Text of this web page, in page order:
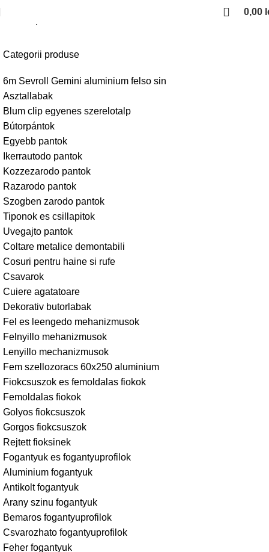
0,00
Categorii produse
6m Sevroll Gemini aluminium felso sin
Asztallabak
Blum clip egyenes szerelotalp
Bútorpántok
Egyebb pantok
Ikerrautodo pantok
Kozzezarodo pantok
Razarodo pantok
Szogben zarodo pantok
Tiponok es csillapitok
Uvegajto pantok
Coltare metalice demontabili
Cosuri pentru haine si rufe
Csavarok
Cuiere agatatoare
Dekorativ butorlabak
Fel es leengedo mehanizmusok
Felnyillo mehanizmusok
Lenyillo mechanizmusok
Fem szellozoracs 60x250 aluminium
Fiokcsuszok es femoldalas fiokok
Femoldalas fiokok
Golyos fiokcsuszok
Gorgos fiokcsuszok
Rejtett fioksinek
Fogantyuk es fogantyuprofilok
Aluminium fogantyuk
Antikolt fogantyuk
Arany szinu fogantyuk
Bemaros fogantyuprofilok
Csvarozhato fogantyuprofilok
Feher fogantyuk